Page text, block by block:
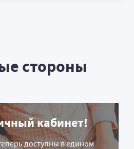
стороны
кабинет!
доступны в едином